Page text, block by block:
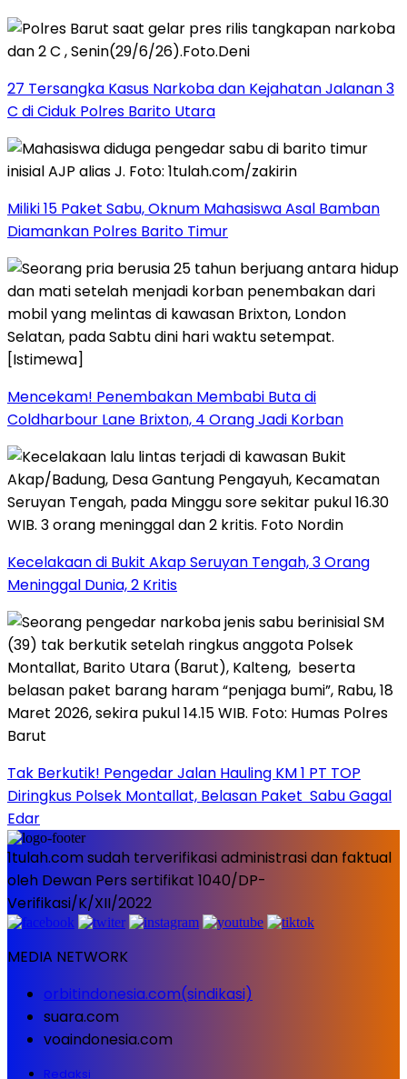
27 Tersangka Kasus Narkoba dan Kejahatan Jalanan 3
C di Ciduk Polres Barito Utara
Miliki 15 Paket Sabu, Oknum Mahasiswa Asal Bamban
Diamankan Polres Barito Timur
Mencekam! Penembakan Membabi Buta di
Coldharbour Lane Brixton, 4 Orang Jadi Korban
Kecelakaan di Bukit Akap Seruyan Tengah, 3 Orang
Meninggal Dunia, 2 Kritis
Tak Berkutik! Pengedar Jalan Hauling KM 1 PT TOP
Diringkus Polsek Montallat, Belasan Paket Sabu Gagal
Edar
1tulah.com sudah terverifikasi administrasi dan faktual
oleh Dewan Pers sertifikat 1040/DP-
Verifikasi/K/XII/2022
MEDIA NETWORK
orbitindonesia.com(sindikasi)
suara.com
voaindonesia.com
Redaksi